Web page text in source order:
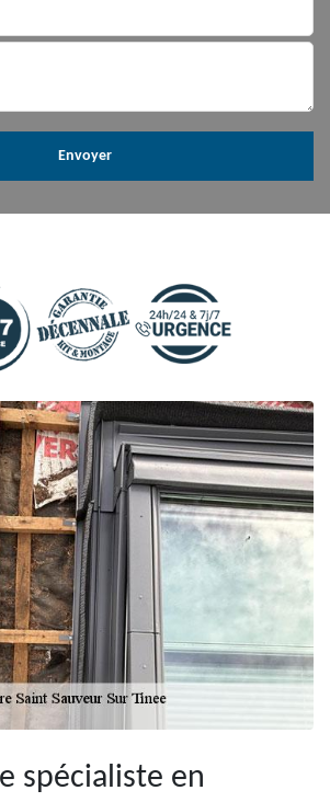
spécialiste en